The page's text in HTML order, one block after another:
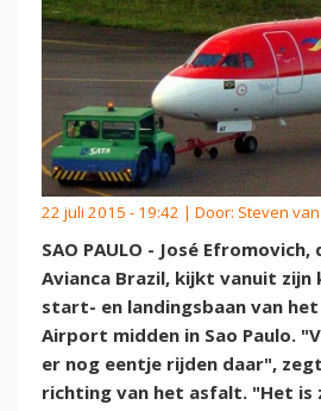
22 juli 2015 - 19:42 | Door: Steven
SAO PAULO - José
Avianca Brazil, kijkt vanuit
start- en landingsbaan van
Airport midden in Sao Paulo.
er nog eentje rijden daar",
richting van het asfalt. "Het is